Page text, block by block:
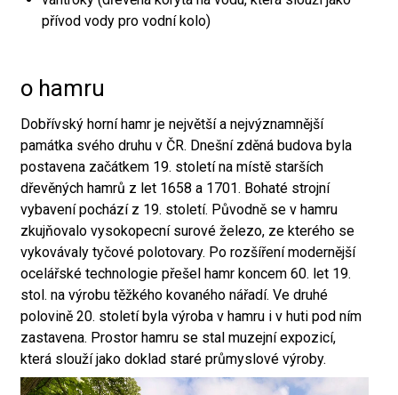
přívod vody pro vodní kolo)
o hamru
Dobřívský horní hamr je největší a nejvýznamnější
památka svého druhu v ČR. Dnešní zděná budova byla
postavena začátkem 19. století na místě starších
dřevěných hamrů z let 1658 a 1701. Bohaté strojní
vybavení pochází z 19. století. Původně se v hamru
zkujňovalo vysokopecní surové železo, ze kterého se
vykovávaly tyčové polotovary. Po rozšíření modernější
ocelářské technologie přešel hamr koncem 60. let 19.
stol. na výrobu těžkého kovaného nářadí. Ve druhé
polovině 20. století byla výroba v hamru i v huti pod ním
zastavena. Prostor hamru se stal muzejní expozicí,
která slouží jako doklad staré průmyslové výroby.